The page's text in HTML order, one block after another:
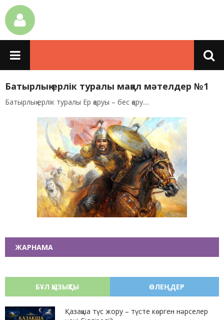
Батырлық-ерлік туралы мақал мәтелдер №1
Батырлық ерлік туралы Ер қаруы – бес қару....
ЖАРНАМА
БҰЛ ҚЫЗЫҚТЫ ӨЛЕҢДЕР
Қазақша түс жору – түсте көрген нәрселер